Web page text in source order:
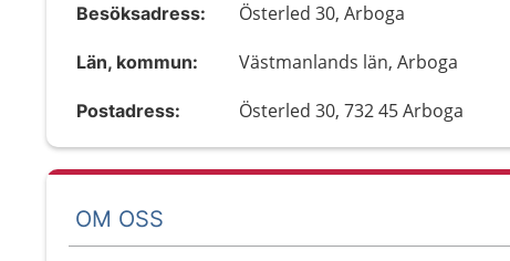
Besöksadress: Österled 30, Arboga
Län, kommun: Västmanlands län, Arboga
Postadress: Österled 30, 732 45 Arboga
OM OSS